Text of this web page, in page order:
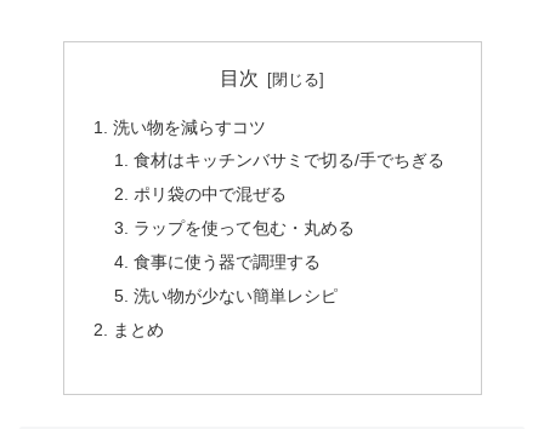
目次
洗い物を減らすコツ
食材はキッチンバサミで切る/手でちぎる
ポリ袋の中で混ぜる
ラップを使って包む・丸める
食事に使う器で調理する
洗い物が少ない簡単レシピ
まとめ